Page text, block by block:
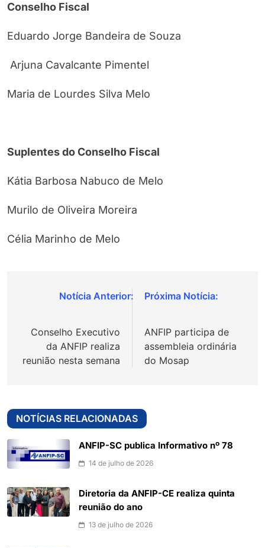
Conselho Fiscal
Eduardo Jorge Bandeira de Souza
Arjuna Cavalcante Pimentel
Maria de Lourdes Silva Melo
Suplentes do Conselho Fiscal
Kátia Barbosa Nabuco de Melo
Murilo de Oliveira Moreira
Célia Marinho de Melo
Navegação
Post
Conselho Executivo
da ANFIP realiza
reunião nesta semana
ANFIP participa de
assembleia ordinária
do Mosap
NOTÍCIAS RELACIONADAS
ANFIP-SC publica Informativo nº 78
14 de julho de 2026
Diretoria da ANFIP-CE realiza quinta
reunião do ano
13 de julho de 2026